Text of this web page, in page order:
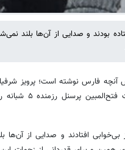
بودند و صدایی از آن‌ها بلند
آنچه فارس نوشته است؛ پرویز
تعریف می‌کند:
بی‌خوابی افتادند و صدایی از